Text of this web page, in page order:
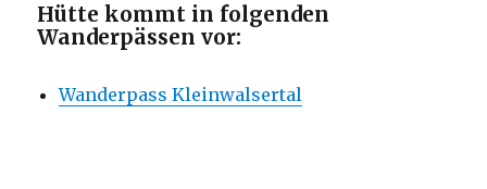
Hütte kommt in folgenden
Wanderpässen vor:
Wanderpass Kleinwalsertal